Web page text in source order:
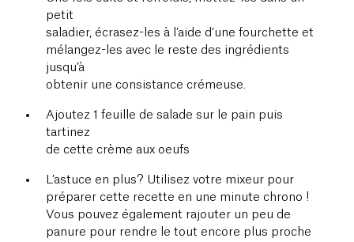
petit
saladier, écrasez-les à l’aide d’une fourchette et
mélangez-les avec le reste des ingrédients
jusqu’à
obtenir une consistance crémeuse.
Ajoutez 1 feuille de salade sur le pain puis
tartinez
de cette crème aux oeufs
L’astuce en plus? Utilisez votre mixeur pour
préparer cette recette en une minute chrono !
Vous pouvez également rajouter un peu de
panure pour rendre le tout encore plus proche